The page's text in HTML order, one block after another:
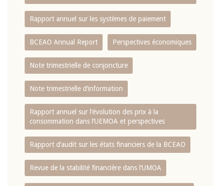
Rapport annuel sur les systèmes de paiement
BCEAO Annual Report Perspectives économiques
Note trimestrielle de conjoncture
Note trimestrielle d‘information
Rapport annuel sur l‘évolution des prix à la
consommation dans l‘UEMOA et perspectives
Rapport d‘audit sur les états financiers de la BCEAO
Revue de la stabilité financière dans l‘UMOA